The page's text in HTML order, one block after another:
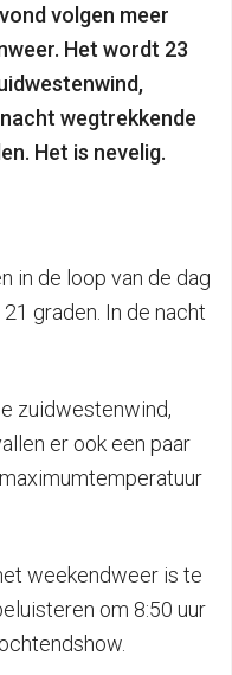
volgen meer
Het wordt 23
wegtrekkende
Het is nevelig.
in de loop van de dag
graden. In de nacht
zuidwestenwind,
er ook een paar
weekendweer is te
om 8:50 uur